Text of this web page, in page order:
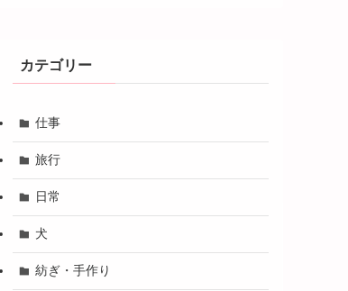
カテゴリー
仕事
旅行
日常
犬
紡ぎ・手作り